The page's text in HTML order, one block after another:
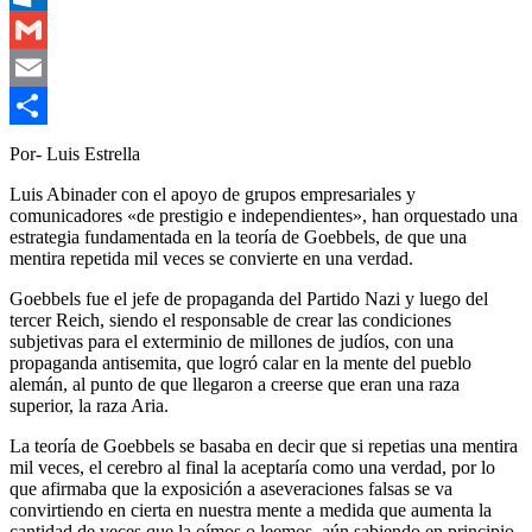
Outlook.com
Gmail
Email
Compartir
Por- Luis Estrella
Luis Abinader con el apoyo de grupos empresariales y
comunicadores «de prestigio e independientes», han orquestado una
estrategia fundamentada en la teoría de Goebbels, de que una
mentira repetida mil veces se convierte en una verdad.
Goebbels fue el jefe de propaganda del Partido Nazi y luego del
tercer Reich, siendo el responsable de crear las condiciones
subjetivas para el exterminio de millones de judíos, con una
propaganda antisemita, que logró calar en la mente del pueblo
alemán, al punto de que llegaron a creerse que eran una raza
superior, la raza Aria.
La teoría de Goebbels se basaba en decir que si repetias una mentira
mil veces, el cerebro al final la aceptaría como una verdad, por lo
que afirmaba que la exposición a aseveraciones falsas se va
convirtiendo en cierta en nuestra mente a medida que aumenta la